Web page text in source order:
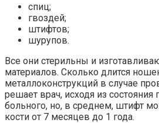
спиц;
гвоздей;
штифтов;
шурупов.
Все они стерильны и
материалов. Сколько длится
металлоконструкций в случае
решает врач, исходя из
больного, но, в среднем, штифт
кости от 7 месяцев до 1 года.